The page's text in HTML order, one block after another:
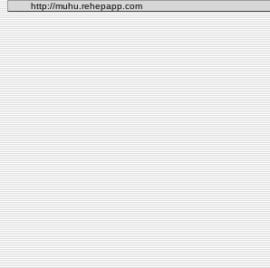
http://muhu.rehepapp.com